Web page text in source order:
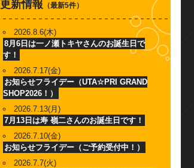
更新情報 （最新5件）
2026.8.6(木)
8月6日は一ノ瀬トキヤさんのお誕生日で
す！
2026.7.17(金)
お知らせフライデー（UTA☆PRI GRAND
SHOP2026！）
2026.7.13(月)
7月13日は寿 嶺二さんのお誕生日です！
2026.7.10(金)
お知らせフライデー（ご予約受付中！）
2026.7.7(火)